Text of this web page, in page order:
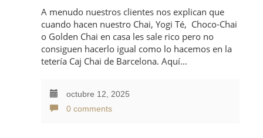
A menudo nuestros clientes nos explican que
cuando hacen nuestro Chai, Yogi Té, Choco-Chai
o Golden Chai en casa les sale rico pero no
consiguen hacerlo igual como lo hacemos en la
tetería Caj Chai de Barcelona. Aquí…
octubre 12, 2025
0 comments